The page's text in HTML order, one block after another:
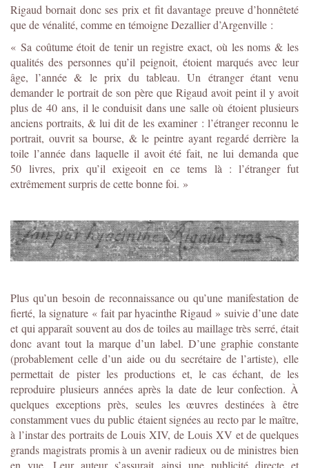
Rigaud bornait donc ses prix et fit davantage preuve d’honnêteté
que de vénalité, comme en témoigne Dezallier d’Argenville :
« Sa coûtume étoit de tenir un registre exact, où les noms & les
qualités des personnes qu’il peignoit, étoient marqués avec leur
âge, l’année & le prix du tableau. Un étranger étant venu
demander le portrait de son père que Rigaud avoit peint il y avoit
plus de 40 ans, il le conduisit dans une salle où étoient plusieurs
anciens portraits, & lui dit de les examiner : l’étranger reconnu le
portrait, ouvrit sa bourse, & le peintre ayant regardé derrière la
toile l’année dans laquelle il avoit été fait, ne lui demanda que
50 livres, prix qu’il exigeoit en ce tems là : l’étranger fut
extrêmement surpris de cette bonne foi. »
Plus qu’un besoin de reconnaissance ou qu’une manifestation de
fierté, la signature « fait par hyacinthe Rigaud » suivie d’une date
et qui apparaît souvent au dos de toiles au maillage très serré, était
donc avant tout la marque d’un label. D’une graphie constante
(probablement celle d’un aide ou du secrétaire de l’artiste), elle
permettait de pister les productions et, le cas échant, de les
reproduire plusieurs années après la date de leur confection. À
quelques exceptions près, seules les œuvres destinées à être
constamment vues du public étaient signées au recto par le maître,
à l’instar des portraits de Louis XIV, de Louis XV et de quelques
grands magistrats promis à un avenir radieux ou de ministres bien
en vue. Leur auteur s’assurait ainsi une publicité directe et